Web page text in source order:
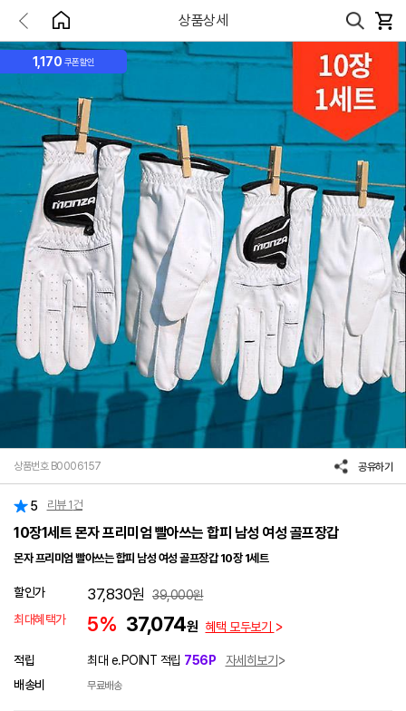
상품상세
1,170 쿠폰할인
상품번호 B0006157 공유하기
5 리뷰 1건
10장1세트 몬자 프리미엄 빨아쓰는 합피 남성 여성 골프장갑
몬자 프리미엄 빨아쓰는 합피 남성 여성 골프장갑 10장 1세트
할인가 37,830원 39,000원
최대혜택가
5% 37,074원 혜택 모두보기
적립 최대 e.POINT 적립 756P
자세히보기
배송비
무료배송